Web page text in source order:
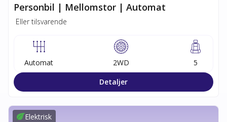
Personbil | Mellomstor | Automat
Eller tilsvarende
Automat 2WD
5
Detaljer
Elektrisk